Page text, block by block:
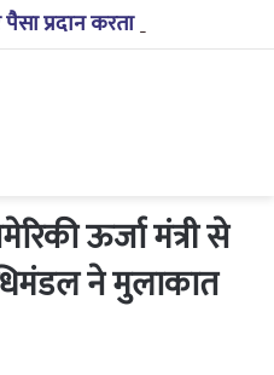
ऊर्जा मंत्री से
ने मुलाकात